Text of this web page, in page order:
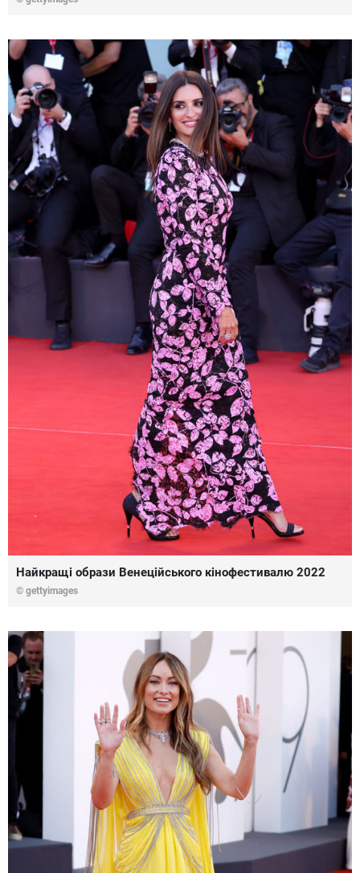
Найкращі образи Венеційського кінофестивалю 2022
© gettyimages